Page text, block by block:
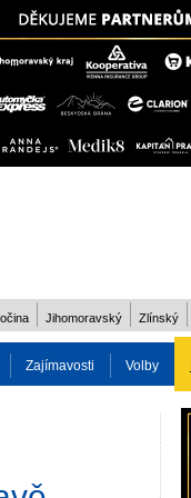
Jihomoravský Zlínský
Zajímavosti Volby